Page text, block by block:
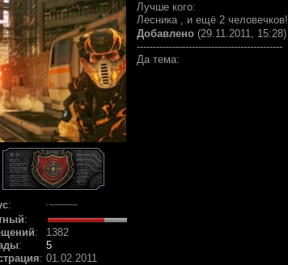
:
:
:
1382
:
5
: 01.02.2011
Лучше кого:
Лесника , и ещё 2 человечков!
Добавлено (29.11.2011, 15:28)
---------------------------------------------
Да тема: